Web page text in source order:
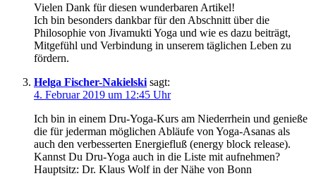
Vielen Dank für diesen wunderbaren Artikel!
Ich bin besonders dankbar für den Abschnitt über die
Philosophie von Jivamukti Yoga und wie es dazu beiträgt,
Mitgefühl und Verbindung in unserem täglichen Leben zu
fördern.
Helga Fischer-Nakielski sagt:
4. Februar 2019 um 12:45 Uhr
Ich bin in einem Dru-Yoga-Kurs am Niederrhein und genieße
die für jederman möglichen Abläufe von Yoga-Asanas als
auch den verbesserten Energiefluß (energy block release).
Kannst Du Dru-Yoga auch in die Liste mit aufnehmen?
Hauptsitz: Dr. Klaus Wolf in der Nähe von Bonn